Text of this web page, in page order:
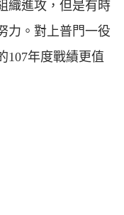
織進攻，但是有時
力。對上普門一役
107年度戰績更值